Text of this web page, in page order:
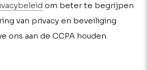
om beter te begrijpen
van privacy en beveiliging
ons aan de CCPA houden.